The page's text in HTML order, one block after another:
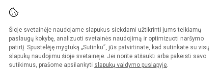
Šioje svetainėje naudojame slapukus siekdami užtikrinti jums teikiamų
paslaugų kokybę, analizuoti svetainės naudojimą ir optimizuoti naršymo
patirtį. Spustelėję mygtuką „Sutinku“, jūs patvirtinate, kad sutinkate su visų
slapukų naudojimu šioje svetainėje. Jei norite atšaukti arba pakeisti savo
sutikimus, prašome apsilankyti slapukų valdymo puslapyje.
© 2022. Visagino „Verdenės“ gimnazija. Visos teisės saugomos.
Kopijuoti turinį be raštiško gimnazijos sutikimo griežtai draudžiama.
Versija neįgaliesiems Slapukų valdymas
Sumanus būdas atnaujinti